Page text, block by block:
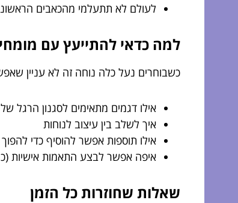
לעולם לא תתעלמי מהכאבים
למה כדאי להתייעץ עם
כשבוחרים נעל כלה נוחה זה לא עניין
אילו דגמים מתאימים לסגנון הרגל
איך לשלב בין עיצוב לנוחות
אילו תוספות אפשר להוסיף כדי
איפה אפשר לבצע התאמות אישיות
שאלות שחוזרות כל הזמן